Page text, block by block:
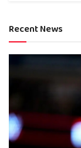
Recent News